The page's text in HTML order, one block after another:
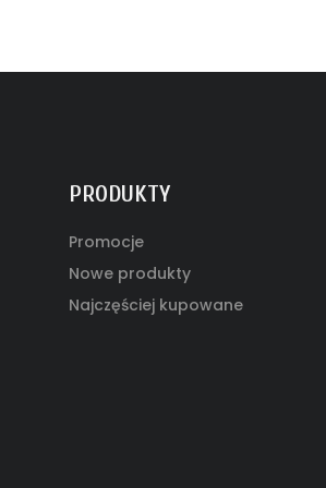
PRODUKTY
Promocje
Nowe produkty
Najczęściej kupowane